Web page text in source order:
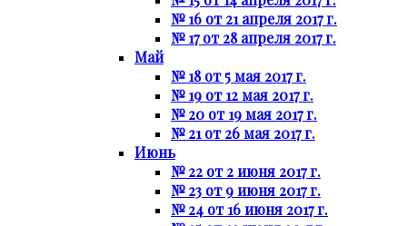
№ 16 от 21 апреля 2017 г.
№ 17 от 28 апреля 2017 г.
Май
№ 18 от 5 мая 2017 г.
№ 19 от 12 мая 2017 г.
№ 20 от 19 мая 2017 г.
№ 21 от 26 мая 2017 г.
Июнь
№ 22 от 2 июня 2017 г.
№ 23 от 9 июня 2017 г.
№ 24 от 16 июня 2017 г.